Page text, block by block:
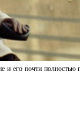
его почти полностью